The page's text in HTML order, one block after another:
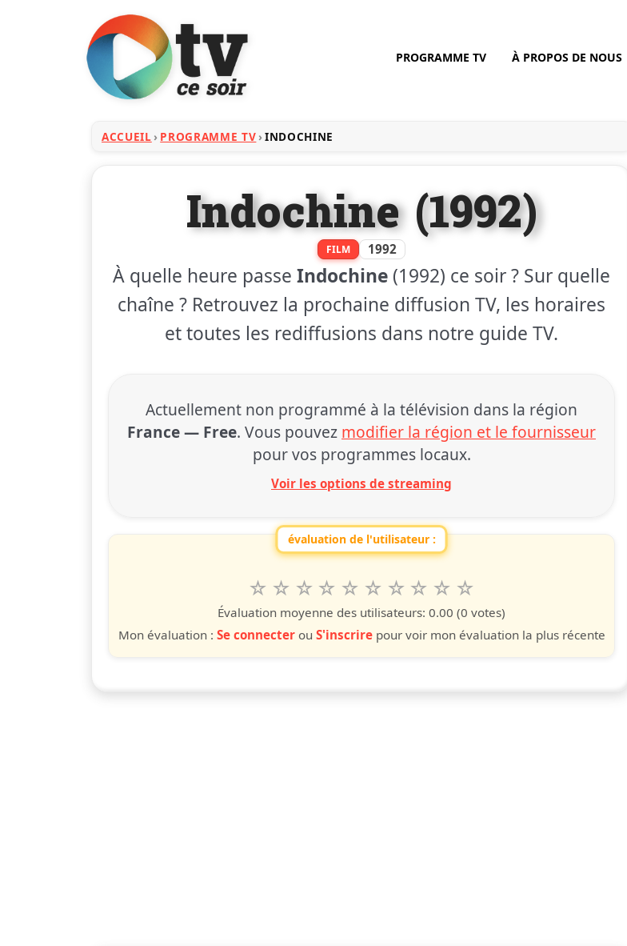
PROGRAMME TV À PROPOS DE NOUS
ACCUEIL PROGRAMME TV INDOCHINE
Indochine (1992)
FILM 1992
À quelle heure passe Indochine (1992) ce soir ? Sur quelle
chaîne ? Retrouvez la prochaine diffusion TV, les horaires
et toutes les rediffusions dans notre guide TV.
Actuellement non programmé à la télévision dans la région
France — Free. Vous pouvez modifier la région et le fournisseur
pour vos programmes locaux.
Voir les options de streaming
évaluation de l'utilisateur :
Valuta questo spettacolo da 1 a 10 étoiles
10
étoiles
9
étoiles
8
étoiles
7
étoiles
6
étoiles
5
étoiles
4
étoiles
3
étoiles
2
étoiles
étoile
Évaluation moyenne des utilisateurs: 0.00 (0 votes)
Mon évaluation : Se connecterou S'inscrirepour voir mon évaluation la plus récente